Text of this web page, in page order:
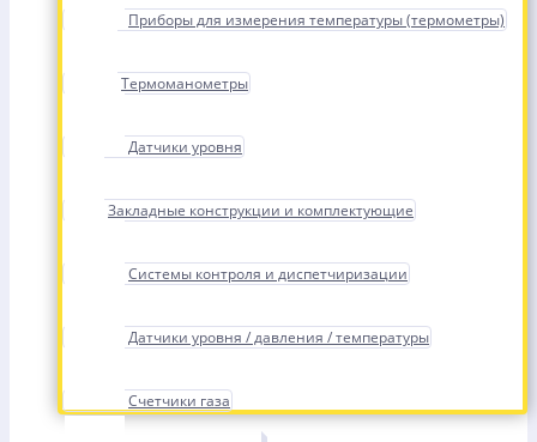
Приборы для измерения температуры (термометры)
Термоманометры
Датчики уровня
Закладные конструкции и комплектующие
Системы контроля и диспетчиризации
Датчики уровня / давления / температуры
Счетчики газа